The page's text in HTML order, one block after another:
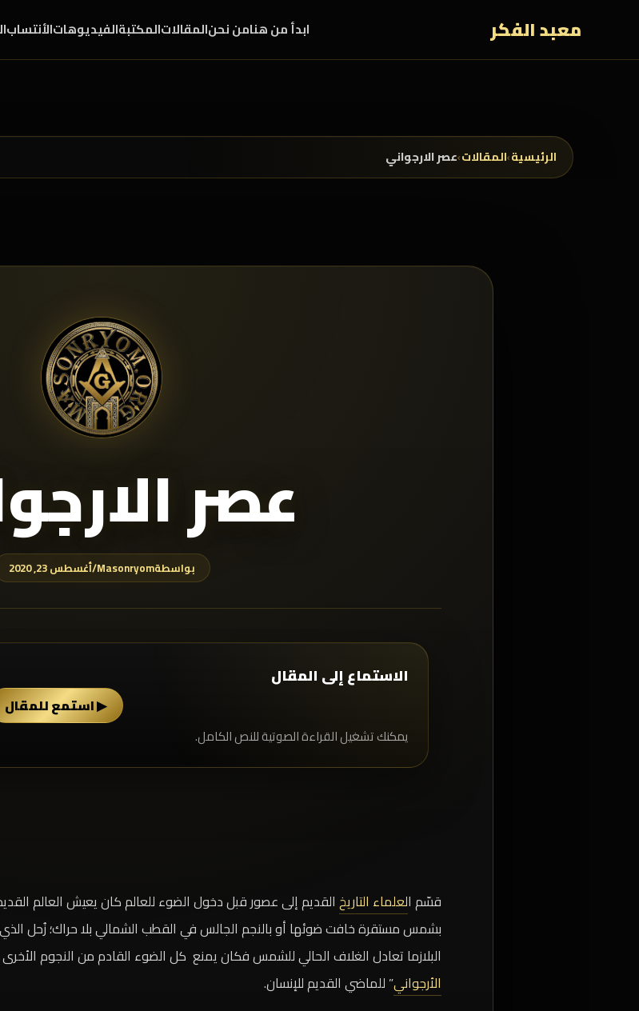
معبد الفكر ابدأ من هنامن نحنالمقالاتالمكتبةالفيديوهاتالأنتساب
الرئيسية›المقالات›عصر الارجواني
عصر
بواسطةMasonryom
/أغسطس 23, 2020
الاستماع إلى المقال
يمكنك تشغيل القراءة الصوتية للنص الكامل.
▶ استمع للمقال
قسّم العلماء التاريخ القديم إلى عصور قبل دخول الضوء للعالم كان يعيش العالم
بشمس مستقرة خافت ضوئها أو بالنجم الجالس في القطب الشمالي بلا حراك؛ زُحل
البلازما تعادل الغلاف الحالي للشمس فكان يمنع كل الضوء القادم من النجوم
الأرجواني” للماضي القديم للإنسان.